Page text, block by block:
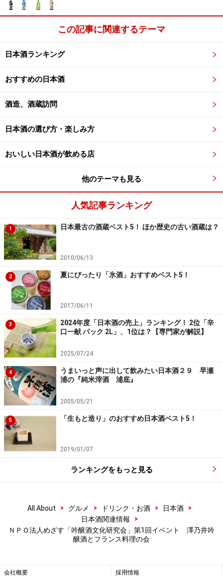
この記事に関連するテーマ
日本酒ランキング
おすすめの日本酒
酒造、酒蔵訪問
日本酒の選び方・楽しみ方
おいしい日本酒が飲める店
他のテーマも見る
人気記事ランキング
1 日本最古の酒蔵ベスト5！ ほか歴史の古い酒蔵は？
2010/06/13
2 夏にぴったり「氷酒」おすすめベスト5！
2017/06/11
3
2024年度「日本酒の売上」ランキング！ 2位「辛
口一献 パック 2L」、1位は？【専門家が解説】
2025/07/24
4
うまいっと声に出して飲みたい日本酒２９ 早瀬
浦の『純米滓酒 浦底』
2005/05/21
5 「生もと造り」のおすすめ日本酒ベスト5！
2019/01/07
ランキングをもっと見る
All About > グルメ > ドリンク・お酒 > 日本酒
>
日本酒関連情報
>
ＮＰＯ法人めざす「吟醸酒文化研究会」第1回イベント 澤乃井吟
醸酒とフランス料理の会
会社概要 採用情報